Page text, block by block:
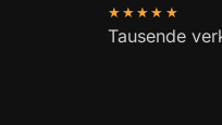
★★★★★
Tausende